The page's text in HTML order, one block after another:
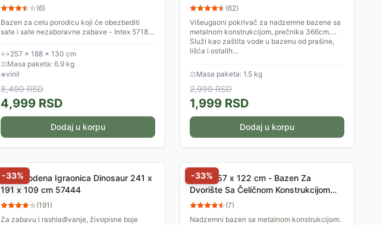
(6)
Bazen za celu porodicu koji će obezbediti
sate i sate nezaboravne zabave - Intex 57183.
litra vode kada se...
↔257 × 188 × 130 cm
⚖Masa paketa: 6.9 kg
◈vinil
8,490RSD
4,999 RSD
Dodaj u korpu
366 cm
(62)
Višeugaoni pokrivač za nadzemne bazene sa
metalnom konstrukcijom, prečnika 366cm.
Služi kao zaštita vode u bazenu od prašine,
lišća i ostalih...
⚖Masa paketa: 1.5 kg
2,999RSD
1,999 RSD
Dodaj u korpu
-33%
Intex Vodena Igraonica Dinosaur 241 x
191 x 109 cm 57444
(191)
Za zabavu i rashlađivanje, živopisne boje
-33%
Intex 457 x 122 cm - Bazen Za
Dvorište Sa Čeličnom Konstrukcijom
54946
(7)
Nadzemni bazen sa metalnom konstrukcijom.